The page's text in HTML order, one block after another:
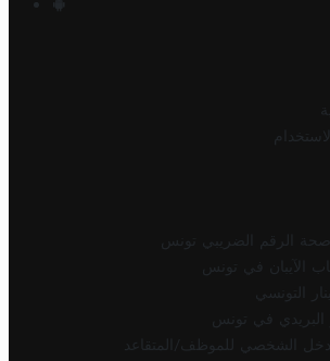
الرقم الضريبي تونس
الآيبان في تونس
التونسي
البريدي في تونس
الشخصي للموظف/المتقاعد